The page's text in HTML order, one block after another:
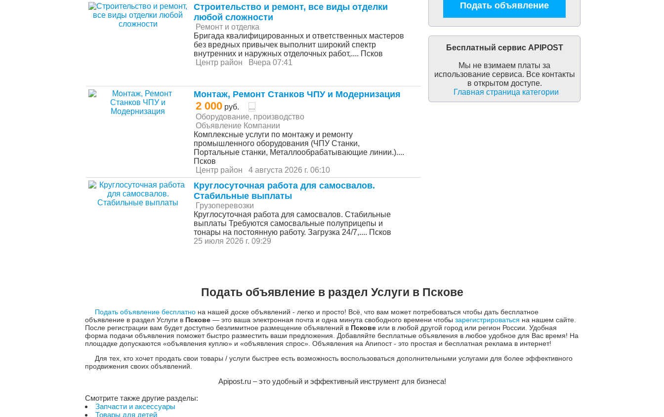
Строительство и ремонт, все виды отделки
любой сложности
Ремонт и отделка
Бригада квалифицированных и ответственных мастеров
без вредных привычек выполнит широкий спектр
внутренних и наружных отделочных работ,.... Псков
Центр район
Вчера 07:41
Монтаж, Ремонт Станков ЧПУ и Модернизация
2 000 руб.
...
Оборудование, производство
Объявление Компании
Комплексные услуги по монтажу и ремонту
промышленного оборудования (ЧПУ Станки,
Портальные станки, Металлообрабатывающие линии.)....
Псков
Центр район
4 августа 2026 г. 06:10
Круглосуточная работа для самосвалов.
Стабильные выплаты
Грузоперевозки
Круглосуточная работа для самосвалов. Стабильные
выплаты Требуются самосвальные полуприцепы и
тонары на постоянную работу. Загрузка 24/7,.... Псков
25 июля 2026 г. 09:29
Подать объявление
Бесплатный сервис APIPOST
Мы не взимаем платы за
использование сервиса. Все контакты
в открытом доступе.
Главная страница категории
Подать объявление в раздел Услуги в Пскове
Подать объявление бесплатно на нашей доске объявлений - легко и просто! Всё, что вам может потребоваться чтобы дать бесплатное
объявление в раздел Услуги в Пскове — это ваша электронная почта и одна минута свободного времени чтобы зарегистрироваться на нашем сайте.
После регистрации вам будет доступно безлимитное размещение объявлений в Пскове или в любой другой город или регион России. Удобная
форма подачи объявления поможет быстро разместить ваши предложения. Добавляйте бесплатные объявления в любое удобное для Вас время! На
площадке допускаются «объявления куплю» и «объявления спрос». Объявления на Апипост - это простая и бесплатная реклама в интернет!
Для тех, кто хочет продать свои товары / услуги быстрее есть возможность воспользоваться дополнительными услугами для более эффективного
продвижения своих объявлений.
Apipost.ru – это удобный и эффективный инструмент для бизнеса!
Смотрите также другие разделы:
Запчасти и аксессуары
Товары для детей